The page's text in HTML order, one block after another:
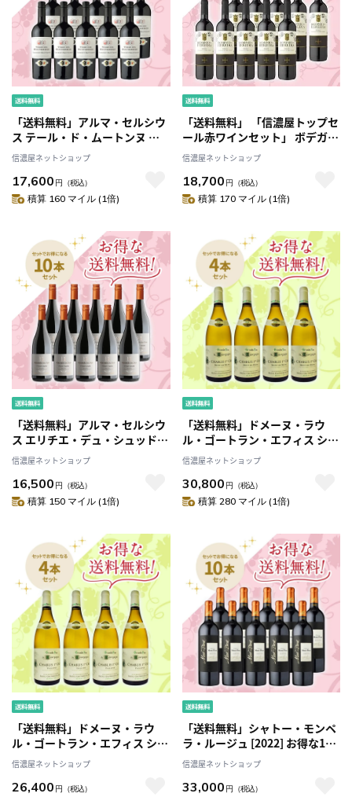
「送料無料」アルマ・セルシウ
ス テール・ド・ムートンヌ カ
ベルネ・ソーヴィニヨン[2022]
お得な10本セット
信濃屋ネットショップ
17,600 円 （税込）
積算 160 マイル (1倍)
「送料無料」 「信濃屋トップセ
ール赤ワインセット」 ボデガ
ス・アルタンザ ドミニオ・デ・
エレディア・リオハ お得な10本
セット
信濃屋ネットショップ
18,700 円 （税込）
積算 170 マイル (1倍)
「送料無料」アルマ・セルシウ
ス エリチエ・デュ・シュッド・
ピノ・ノワール[2023] お得な10
本セット
信濃屋ネットショップ
16,500 円 （税込）
積算 150 マイル (1倍)
「送料無料」ドメーヌ・ラウ
ル・ゴートラン・エフィス シャ
ブリ・プルミエ・クリュ・モ
ン・ド・ミリュ[2022] お得な4
本セット
信濃屋ネットショップ
30,800 円 （税込）
積算 280 マイル (1倍)
「送料無料」ドメーヌ・ラウ
ル・ゴートラン・エフィス シャ
ブリ プルミエ・クリュ ヴァイ
ヨン [2023] お得な4本セット
信濃屋ネットショップ
26,400 円 （税込）
「送料無料」シャトー・モンペ
ラ・ルージュ [2022] お得な10
本セット
信濃屋ネットショップ
33,000 円 （税込）